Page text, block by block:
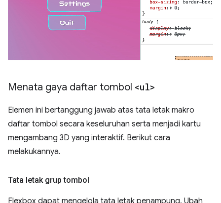
Menata gaya daftar tombol <ul>
Elemen ini bertanggung jawab atas tata letak makro
daftar tombol secara keseluruhan serta menjadi kartu
mengambang 3D yang interaktif. Berikut cara
melakukannya.
Tata letak grup tombol
Flexbox dapat mengelola tata letak penampung. Ubah